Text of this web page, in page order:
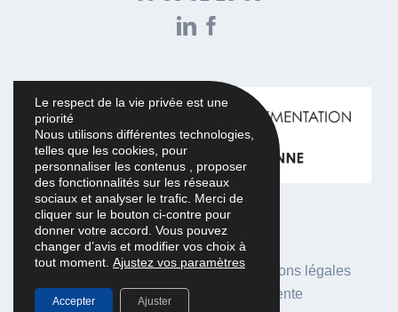
LinkedIn
Réalisation Agence iStudio|Mentions légales
Conditions générales de vente
Le respect de la vie privée est une
priorité
Nous utilisons différentes technologies,
telles que les cookies, pour
personnaliser les contenus , proposer
des fonctionnalités sur les réseaux
sociaux et analyser le trafic. Merci de
cliquer sur le bouton ci-contre pour
donner votre accord. Vous pouvez
changer d’avis et modifier vos choix à
tout moment. Ajustez vos paramètres
Accepter Ajuster